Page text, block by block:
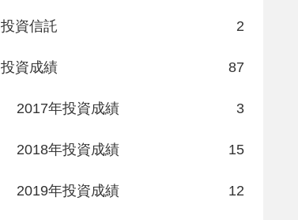
投資信託 2
投資成績 87
2017年投資成績 3
2018年投資成績 15
2019年投資成績 12